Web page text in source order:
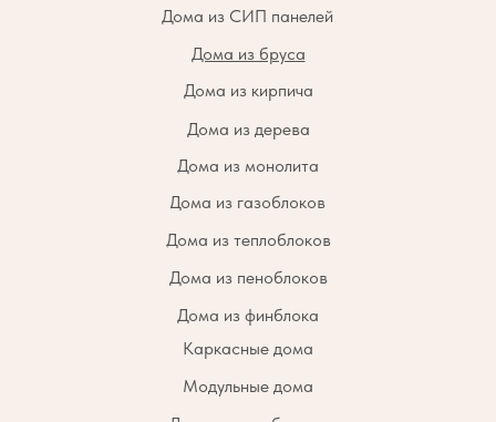
Дома из бруса
Дома из дерева
Дома из монолита
Дома из СИП панелей
Каркасные дома
Дома из газоблоков
Модульные дома
Дома из кирпича
Дома из пеноблоков
Дома из теплоблоков
Дома из финблока